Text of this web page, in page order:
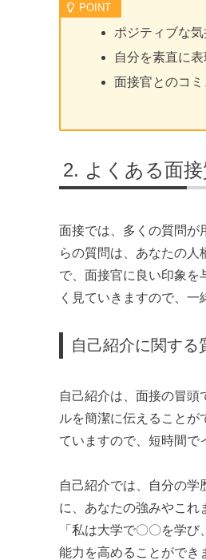
ポジティブな
自分を素直に
面接官とのコ
よくある面
面接では、多くの質問が
らの質問は、あなたの人
で、面接官に良い印象を
く見ていきますので、一
自己紹介に関する
自己紹介は、面接の冒頭
ルを簡潔に伝えることが
ていますので、短時間で
自己紹介では、自分の学
に、あなたの強みやこれ
「私は大学で〇〇を学
能力を高めることができ